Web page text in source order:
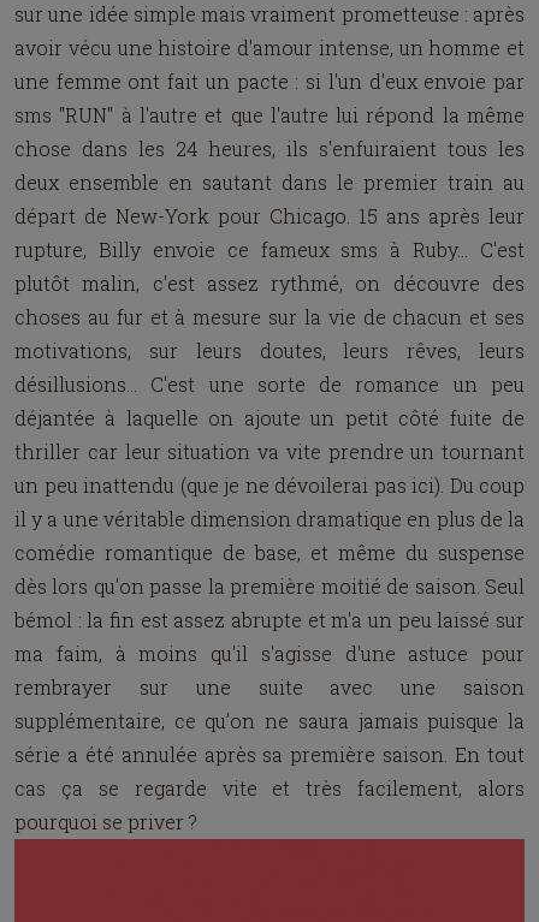
sur une idée simple mais vraiment prometteuse : après
avoir vécu une histoire d'amour intense, un homme et
une femme ont fait un pacte : si l'un d'eux envoie par
sms "RUN" à l'autre et que l'autre lui répond la même
chose dans les 24 heures, ils s'enfuiraient tous les
deux ensemble en sautant dans le premier train au
départ de New-York pour Chicago. 15 ans après leur
rupture, Billy envoie ce fameux sms à Ruby... C'est
plutôt malin, c'est assez rythmé, on découvre des
choses au fur et à mesure sur la vie de chacun et ses
motivations, sur leurs doutes, leurs rêves, leurs
désillusions... C'est une sorte de romance un peu
déjantée à laquelle on ajoute un petit côté fuite de
thriller car leur situation va vite prendre un tournant
un peu inattendu (que je ne dévoilerai pas ici). Du coup
il y a une véritable dimension dramatique en plus de la
comédie romantique de base, et même du suspense
dès lors qu'on passe la première moitié de saison. Seul
bémol : la fin est assez abrupte et m'a un peu laissé sur
ma faim, à moins qu'il s'agisse d'une astuce pour
rembrayer sur une suite avec une saison
supplémentaire, ce qu’on ne saura jamais puisque la
série a été annulée après sa première saison. En tout
cas ça se regarde vite et très facilement, alors
pourquoi se priver ?